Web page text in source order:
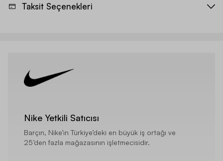
Taksit Seçenekleri
Nike Yetkili Satıcısı
Barçın, Nike’ın Türkiye’deki en büyük iş ortağı ve
25’den fazla mağazasının işletmecisidir.